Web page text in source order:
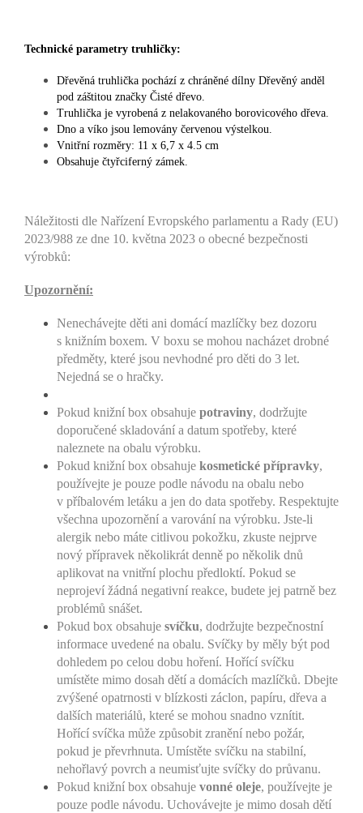
Technické parametry truhličky:
Dřevěná truhlička pochází z chráněné dílny Dřevěný anděl
pod záštitou značky Čisté dřevo.
Truhlička je vyrobená z nelakovaného borovicového dřeva.
Dno a víko jsou lemovány červenou výstelkou.
Vnitřní rozměry: 11 x 6,7 x 4.5 cm
Obsahuje čtyřciferný zámek.
Náležitosti dle Nařízení Evropského parlamentu a Rady (EU)
2023/988 ze dne 10. května 2023 o obecné bezpečnosti
výrobků:
Upozornění:
Nenechávejte děti ani domácí mazlíčky bez dozoru
s knižním boxem. V boxu se mohou nacházet drobné
předměty, které jsou nevhodné pro děti do 3 let.
Nejedná se o hračky.
Pokud knižní box obsahuje potraviny, dodržujte
doporučené skladování a datum spotřeby, které
naleznete na obalu výrobku.
Pokud knižní box obsahuje kosmetické přípravky,
používejte je pouze podle návodu na obalu nebo
v příbalovém letáku a jen do data spotřeby. Respektujte
všechna upozornění a varování na výrobku. Jste-li
alergik nebo máte citlivou pokožku, zkuste nejprve
nový přípravek několikrát denně po několik dnů
aplikovat na vnitřní plochu předloktí. Pokud se
neprojeví žádná negativní reakce, budete jej patrně bez
problémů snášet.
Pokud box obsahuje svíčku, dodržujte bezpečnostní
informace uvedené na obalu. Svíčky by měly být pod
dohledem po celou dobu hoření. Hořící svíčku
umístěte mimo dosah dětí a domácích mazlíčků. Dbejte
zvýšené opatrnosti v blízkosti záclon, papíru, dřeva a
dalších materiálů, které se mohou snadno vznítit.
Hořící svíčka může způsobit zranění nebo požár,
pokud je převrhnuta. Umístěte svíčku na stabilní,
nehořlavý povrch a neumisťujte svíčky do průvanu.
Pokud knižní box obsahuje vonné oleje, používejte je
pouze podle návodu. Uchovávejte je mimo dosah dětí